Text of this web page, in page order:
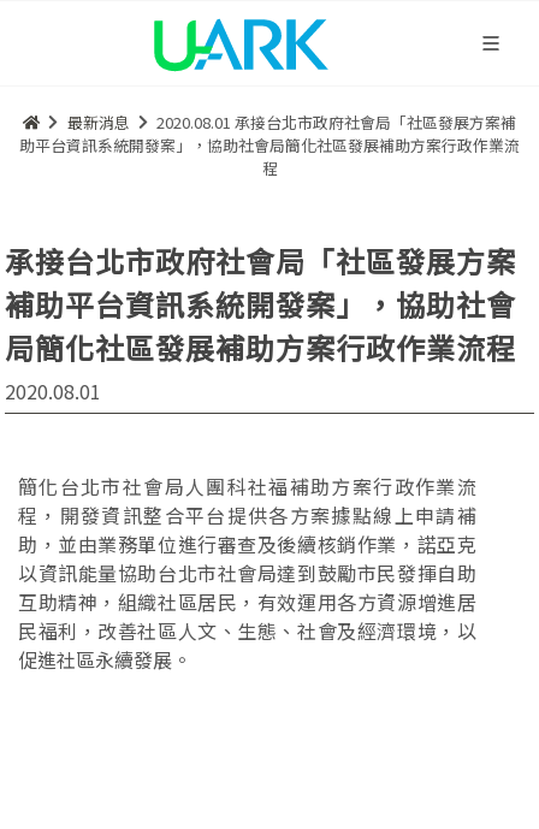
最新消息
2020.08.01 承接台北市政府社會局「社區發展方案補
助平台資訊系統開發案」，協助社會局簡化社區發展補助方案行政作業流
程
承接台北市政府社會局「社區發展方案
補助平台資訊系統開發案」，協助社會
局簡化社區發展補助方案行政作業流程
2020.08.01
簡化台北市社會局人團科社福補助方案行政作業流
程，開發資訊整合平台提供各方案據點線上申請補
助，並由業務單位進行審查及後續核銷作業，諾亞克
以資訊能量協助台北市社會局達到鼓勵市民發揮自助
互助精神，組織社區居民，有效運用各方資源增進居
民福利，改善社區人文、生態、社會及經濟環境，以
促進社區永續發展。